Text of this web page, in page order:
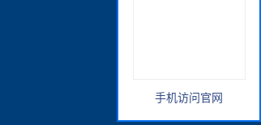
手机访问官网